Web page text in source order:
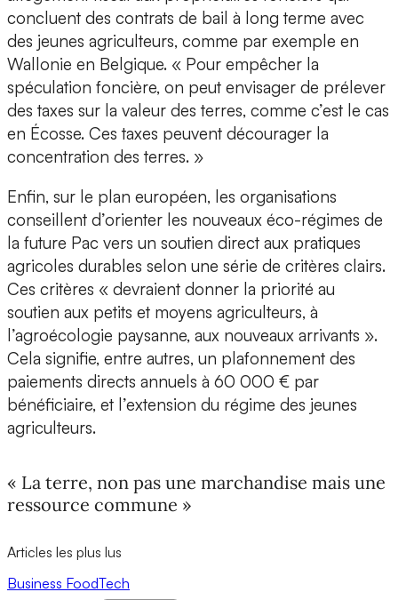
concluent des contrats de bail à long terme avec
des jeunes agriculteurs, comme par exemple en
Wallonie en Belgique. « Pour empêcher la
spéculation foncière, on peut envisager de prélever
des taxes sur la valeur des terres, comme c’est le cas
en Écosse. Ces taxes peuvent décourager la
concentration des terres. »
Enfin, sur le plan européen, les organisations
conseillent d’orienter les nouveaux éco-régimes de
la future Pac vers un soutien direct aux pratiques
agricoles durables selon une série de critères clairs.
Ces critères « devraient donner la priorité au
soutien aux petits et moyens agriculteurs, à
l’agroécologie paysanne, aux nouveaux arrivants ».
Cela signifie, entre autres, un plafonnement des
paiements directs annuels à 60 000 € par
bénéficiaire, et l’extension du régime des jeunes
agriculteurs.
« La terre, non pas une marchandise mais une
ressource commune »
Articles les plus lus
Business FoodTech